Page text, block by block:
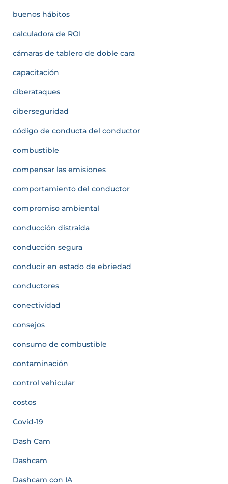
buenos hábitos
calculadora de ROI
cámaras de tablero de doble cara
capacitación
ciberataques
ciberseguridad
código de conducta del conductor
combustible
compensar las emisiones
comportamiento del conductor
compromiso ambiental
conducción distraída
conducción segura
conducir en estado de ebriedad
conductores
conectividad
consejos
consumo de combustible
contaminación
control vehicular
costos
Covid-19
Dash Cam
Dashcam
Dashcam con IA